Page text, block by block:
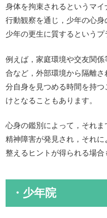
身体を拘束されるというマ
行動観察を通じ，少年の心
少年の更生に質するというプ
例えば，家庭環境や交友関
合など，外部環境から隔離
分自身を見つめる時間を持
けとなることもあります。
心身の鑑別によって，それ
精神障害が発見され，それ
整えるヒントが得られる場合
・少年院